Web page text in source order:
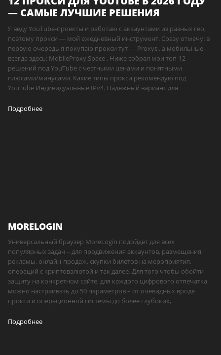
— САМЫЕ ЛУЧШИЕ РЕШЕНИЯ
Я веду YouTube-проекты и работаю с аккаунтами из разных гео,
поэтому прокси — мой ежедневный инструмент. Сразу отмечу: в
первую очередь я покупаю прокси тут — Proxys , а мобильные —
всегда здесь: MobileProxy.Space . Ниже собрал мои топ-12
решений под YouTube с честными ценами и понятными
плюсами/минусами. Какие типы прокси рекомендую под
YouTube Индивидуальные IPv4. Надёжный вариант для
Подробнее
MORELOGIN
Универсальный браузер MoreLogin подойдёт для всех
популярных задач – для продвижения аккаунтов, размещения
рекламы, онлайн-продаж, скупки билетов на мероприятия,
операций с криптовалютой и так далее. Для того чтобы обойти
защиту на конкретном сайте, для каждого цифрового отпечатка
можно настраивать до 50 параметров – от очевидных вроде
прокси и операционной системы до более глубоких,
Подробнее